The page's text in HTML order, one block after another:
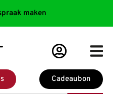
maken
Cadeaubon